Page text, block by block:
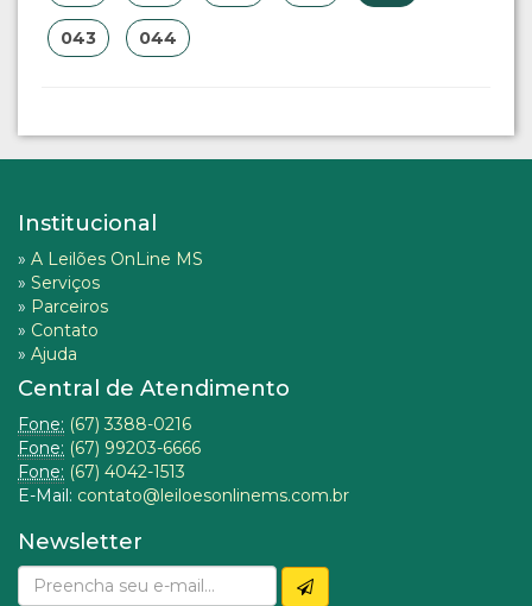
043 044
Institucional
» A Leilões OnLine MS
» Serviços
» Parceiros
» Contato
» Ajuda
Central de Atendimento
Fone: (67) 3388-0216
Fone: (67) 99203-6666
Fone: (67) 4042-1513
E-Mail: contato@leiloesonlinems.com.br
Newsletter